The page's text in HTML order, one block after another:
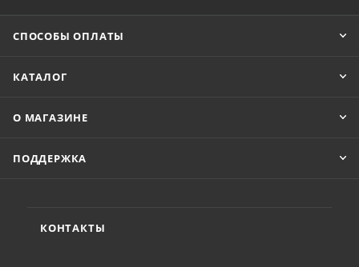
СПОСОБЫ ОПЛАТЫ
КАТАЛОГ
О МАГАЗИНЕ
ПОДДЕРЖКА
КОНТАКТЫ